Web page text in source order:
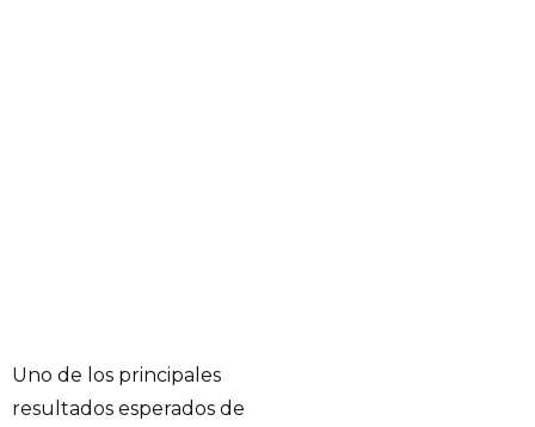
Uno de los principales
resultados esperados de